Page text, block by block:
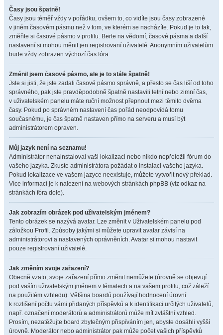
Časy jsou špatně!
Časy jsou téměř vždy v pořádku, ovšem to, co vidíte jsou časy zobrazené
v jiném časovém pásmu než v tom, ve kterém se nacházíte. Pokud je to tak,
změňte si časové pásmo v profilu. Berte na vědomí, časové pásma a další
nastavení si mohou měnit jen registrovaní uživatelé. Anonymním uživatelům
bude vždy zobrazen výchozí čas fóra.
Změnil jsem časové pásmo, ale je to stále špatně!
Jste si jisti, že jste zadali časové pásmo správně, a přesto se čas liší od toho
správného, pak jste pravděpodobně špatně nastavili letní nebo zimní čas,
v uživatelském panelu máte ruční možnost přepnout mezi těmito dvěma
časy. Pokud po správném nastavení čas pořád neodpovídá tomu
současnému, je čas špatně nastaven přímo na serveru a musí být
administrátorem opraven.
Můj jazyk není na seznamu!
Administrátor nenainstaloval vaši lokalizaci nebo nikdo nepřeložil fórum do
vašeho jazyka. Zkuste administrátora požádat o instalaci vašeho jazyka.
Pokud lokalizace ve vašem jazyce neexistuje, můžete vytvořit nový překlad.
Více informací je k nalezení na webových stránkách phpBB (viz odkaz na
stránkách fóra dole).
Jak zobrazím obrázek pod uživatelským jménem?
Tento obrázek se nazývá avatar. Lze změnit v Uživatelském panelu pod
záložkou Profil. Způsoby jakými si můžete upravit avatar závisí na
administrátorovi a nastavených oprávněních. Avatar si mohou nastavit
pouze registrovaní uživatelé.
Jak změním svoje zařazení?
Obecně vzato, svoje zařazení přímo změnit nemůžete (úrovně se objevují
pod vaším uživatelským jménem v tématech a na vašem profilu, což záleží
na použitém vzhledu). Většina boardů používají hodnocení úrovní
k rozlišení počtu vámi přidaných příspěvků a k identifikaci určitých uživatelů,
např. označení moderátorů a administrátorů může mít zvláštní vzhled.
Prosím, nezatěžujte board zbytečným přispíváním jen, abyste dosáhli vyšší
úrovně. Moderátor nebo administrátor pak může počet vašich příspěvků